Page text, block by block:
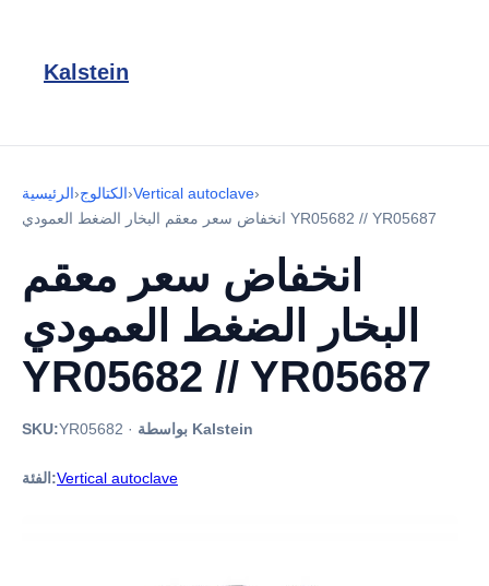
Kalstein
الرئيسية›الكتالوج›Vertical autoclave›
انخفاض سعر معقم البخار الضغط العمودي YR05682 // YR05687
انخفاض سعر معقم
البخار الضغط العمودي
YR05682 // YR05687
SKU:YR05682 · بواسطة Kalstein
الفئة:Vertical autoclave